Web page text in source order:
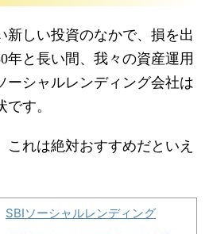
新しい投資のなかで、損を出
年と長い間、我々の資産運用
ーシャルレンディング会社は
す。
れは絶対おすすめだといえ
SBIソーシャルレンディング